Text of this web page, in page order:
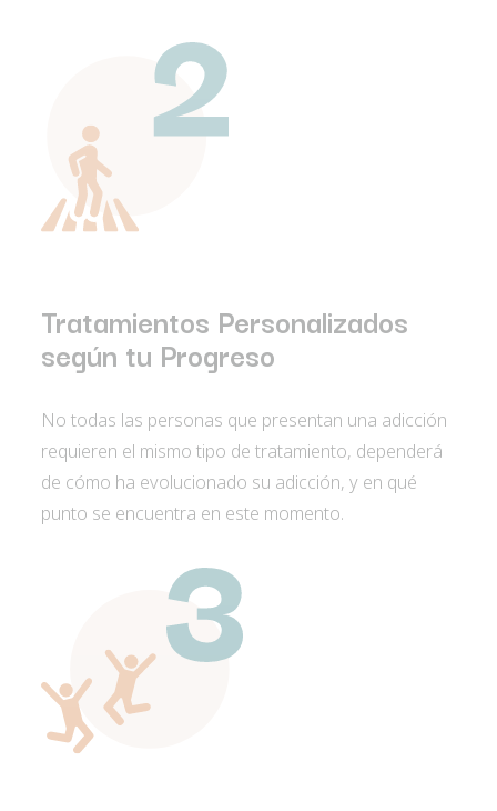
Tratamientos Personalizados
según tu Progreso
No todas las personas que presentan una adicción
requieren el mismo tipo de tratamiento, dependerá
de cómo ha evolucionado su adicción, y en qué
punto se encuentra en este momento.